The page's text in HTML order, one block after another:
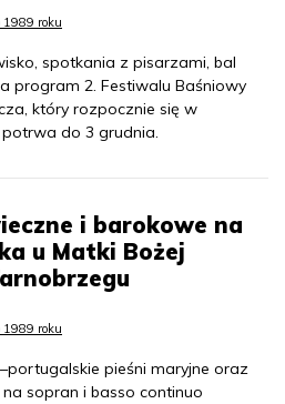
1989 roku
spotkania z pisarzami, bal
program 2. Festiwalu Baśniowy
który rozpocznie się w
do 3 grudnia.
i barokowe na
u Matki Bożej
1989 roku
pieśni maryjne oraz
sopran i basso continuo